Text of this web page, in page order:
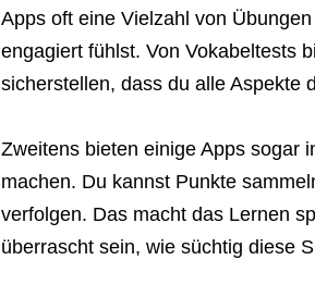
Apps oft eine Vielzahl von
engagiert fühlst. Von Vokabeltests
sicherstellen, dass du alle Aspekte
Zweitens bieten einige Apps sogar
machen. Du kannst Punkte
verfolgen. Das macht das Lernen
überrascht sein, wie süchtig diese